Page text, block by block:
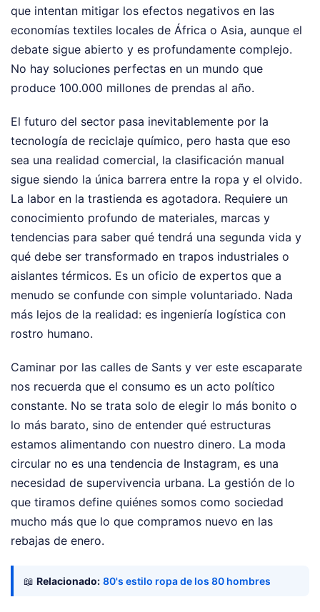
que intentan mitigar los efectos negativos en las
economías textiles locales de África o Asia, aunque el
debate sigue abierto y es profundamente complejo.
No hay soluciones perfectas en un mundo que
produce 100.000 millones de prendas al año.
El futuro del sector pasa inevitablemente por la
tecnología de reciclaje químico, pero hasta que eso
sea una realidad comercial, la clasificación manual
sigue siendo la única barrera entre la ropa y el olvido.
La labor en la trastienda es agotadora. Requiere un
conocimiento profundo de materiales, marcas y
tendencias para saber qué tendrá una segunda vida y
qué debe ser transformado en trapos industriales o
aislantes térmicos. Es un oficio de expertos que a
menudo se confunde con simple voluntariado. Nada
más lejos de la realidad: es ingeniería logística con
rostro humano.
Caminar por las calles de Sants y ver este escaparate
nos recuerda que el consumo es un acto político
constante. No se trata solo de elegir lo más bonito o
lo más barato, sino de entender qué estructuras
estamos alimentando con nuestro dinero. La moda
circular no es una tendencia de Instagram, es una
necesidad de supervivencia urbana. La gestión de lo
que tiramos define quiénes somos como sociedad
mucho más que lo que compramos nuevo en las
rebajas de enero.
📖 Relacionado: 80's estilo ropa de los 80 hombres